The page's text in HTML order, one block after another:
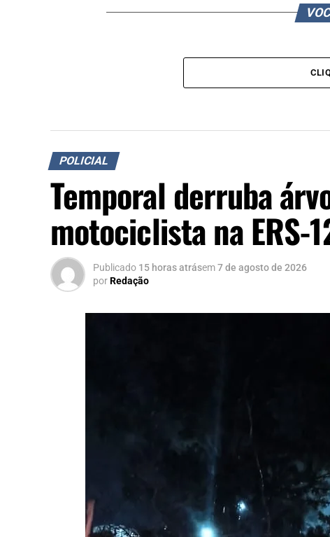
POLICIAL
Temporal derruba
motociclista na ERS-
Publicado 15 horas atrásem7 de agosto de 2026
porRedação